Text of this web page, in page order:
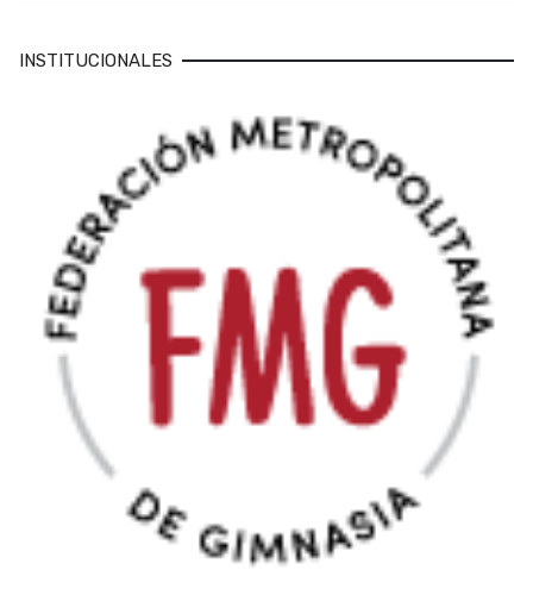
INSTITUCIONALES